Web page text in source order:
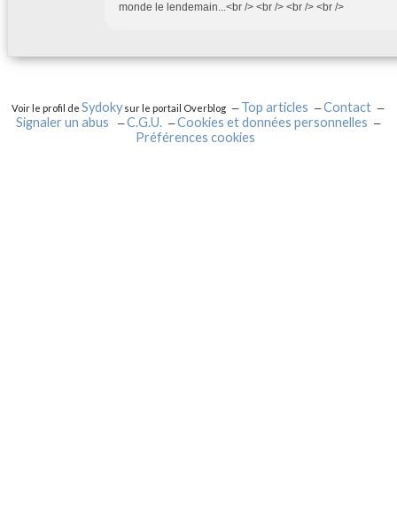
monde le lendemain...<br /> <br /> <br /> <br />
Voir le profil deSydokysur le portail Overblog Top articles
Contact
Signaler un abus
C.G.U.
Cookies et données personnelles
Préférences cookies